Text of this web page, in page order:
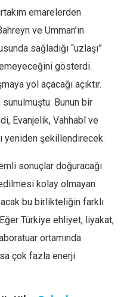
emarelerden
ve Umman’ın
sağladığı “uzlaşı”
gösterdi.
yol açacağı açıktır.
Bunun bir
Evanjelik, Vahhabî ve
yeniden şekillendirecek.
sonuçlar doğuracağı
edilmesi kolay olmayan
bu birlikteliğin farklı
Türkiye ehliyet, liyakat,
ortamında
çok fazla enerji